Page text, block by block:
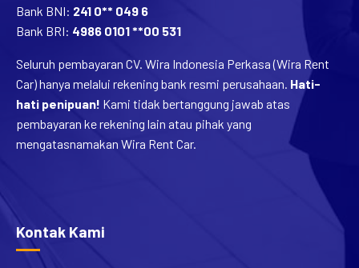
Bank BNI: 241 0** 049 6
Bank BRI: 4986 0101 **00 531
Seluruh pembayaran CV. Wira Indonesia Perkasa (Wira Rent
Car) hanya melalui rekening bank resmi perusahaan. Hati-
hati penipuan! Kami tidak bertanggung jawab atas
pembayaran ke rekening lain atau pihak yang
mengatasnamakan Wira Rent Car.
Kontak Kami